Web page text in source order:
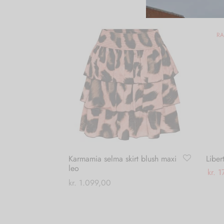
Karmamia selma skirt blush maxi
leo
kr. 1.099,00
kr.